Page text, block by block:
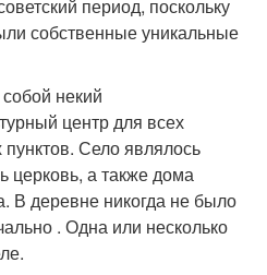
период, поскольку
собственные уникальные
некий
центр для всех
Село являлось
церковь, а также дома
В деревне никогда не было
. Одна или несколько